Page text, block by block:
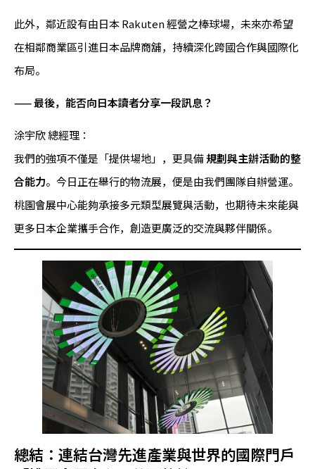
此外，鄰近設有由日本 Rakuten 經營之棒球場，未來亦希望
在相鄰商業區引進日本品牌商舖，持續深化跨國合作與國際化
布局。
—— 最後，能否向日本讀者分享一段訊息？
涂宇欣 總經理：
我們的強項不僅是「提供場地」，更具備規劃與主辦活動的整
合能力。今日正在舉行的物流展，便是由我們團隊自辦營運。
桃園會展中心能夠承接多元類型展覽與活動，也期待未來能與
更多日本企業攜手合作，創造更廣泛的交流與夥伴關係。
總結：連結台灣先進產業與世界的國際門戶